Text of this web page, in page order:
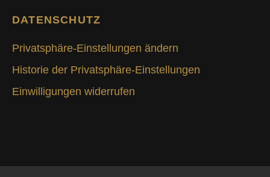
DATENSCHUTZ
Privatsphäre-Einstellungen ändern
Historie der Privatsphäre-Einstellungen
Einwilligungen widerrufen